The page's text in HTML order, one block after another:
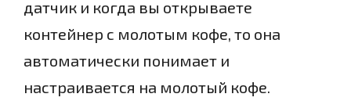
датчик и когда вы открываете
контейнер с молотым кофе, то она
автоматически понимает и
настраивается на молотый кофе.